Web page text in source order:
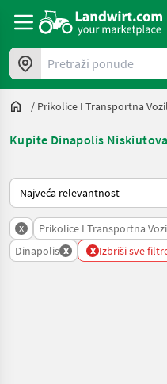
Pretraži ponude
/ Prikolice I Transportna
Kupite Dinapolis
Tako se sortira na
x Prikolice I Transportna
Dinapolis x x Izbriši sve